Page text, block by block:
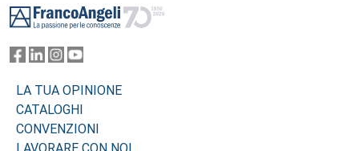
LA TUA OPINIONE
CATALOGHI
CONVENZIONI